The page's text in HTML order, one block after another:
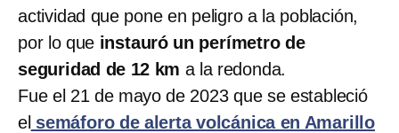
actividad que pone en peligro a la población,
por lo que instauró un perímetro de
seguridad de 12 km a la redonda.
Fue el 21 de mayo de 2023 que se estableció
el semáforo de alerta volcánica en Amarillo